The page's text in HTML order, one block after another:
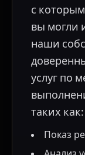
с
вы могли
наши
услуг по
таких как:
Показ